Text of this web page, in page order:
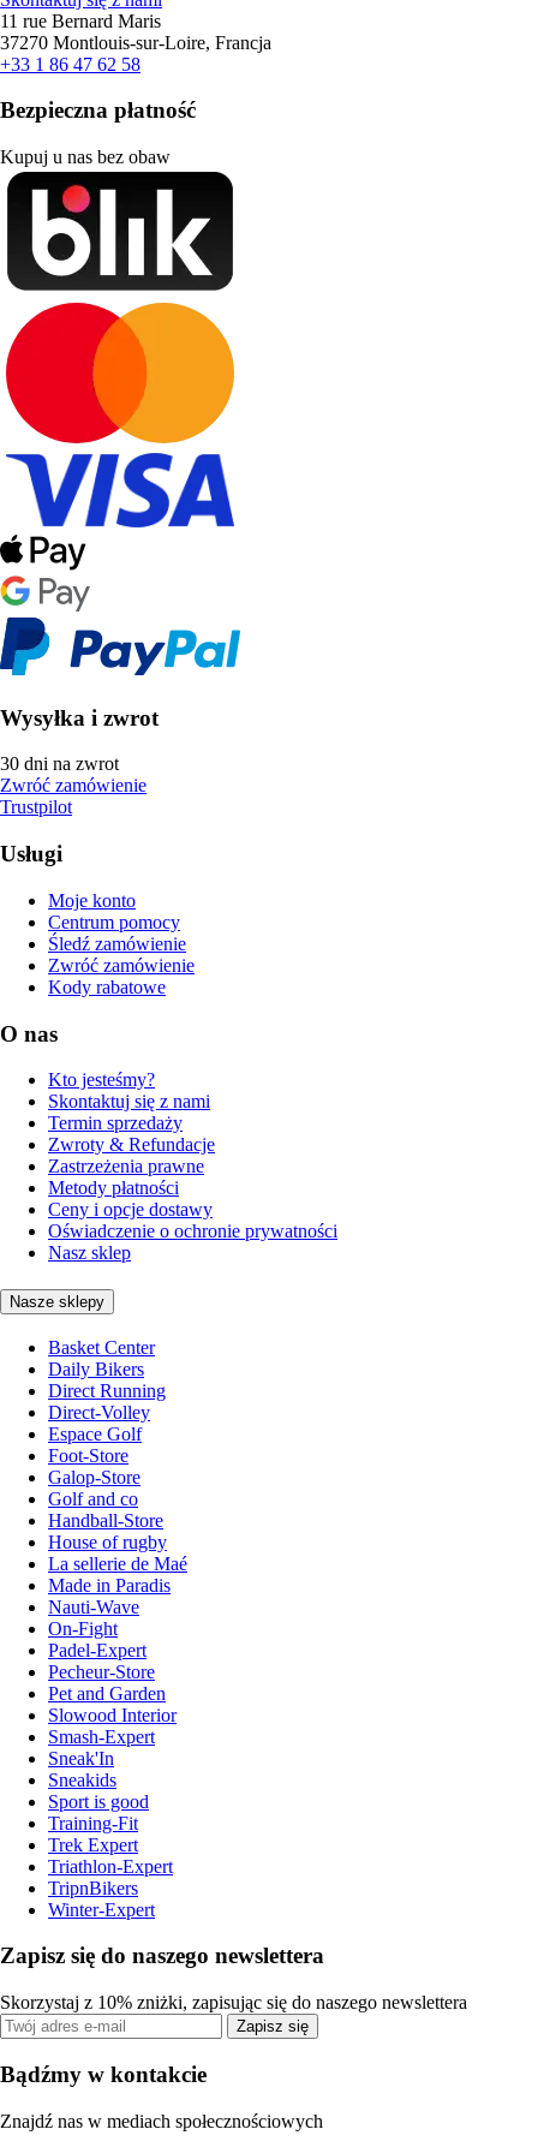
11 rue Bernard Maris
37270 Montlouis-sur-Loire, Francja
+33 1 86 47 62 58
Bezpieczna płatność
Kupuj u nas bez obaw
Wysyłka i zwrot
30 dni na zwrot
Zwróć zamówienie
Trustpilot
Usługi
Moje konto
Centrum pomocy
Śledź zamówienie
Zwróć zamówienie
Kody rabatowe
O nas
Kto jesteśmy?
Skontaktuj się z nami
Termin sprzedaży
Zwroty & Refundacje
Zastrzeżenia prawne
Metody płatności
Ceny i opcje dostawy
Oświadczenie o ochronie prywatności
Nasz sklep
Nasze sklepy
Basket Center
Daily Bikers
Direct Running
Direct-Volley
Espace Golf
Foot-Store
Galop-Store
Golf and co
Handball-Store
House of rugby
La sellerie de Maé
Made in Paradis
Nauti-Wave
On-Fight
Padel-Expert
Pecheur-Store
Pet and Garden
Slowood Interior
Smash-Expert
Sneak'In
Sneakids
Sport is good
Training-Fit
Trek Expert
Triathlon-Expert
TripnBikers
Winter-Expert
Zapisz się do naszego newslettera
Skorzystaj z 10% zniżki, zapisując się do naszego newslettera
Zapisz się
Bądźmy w kontakcie
Znajdź nas w mediach społecznościowych